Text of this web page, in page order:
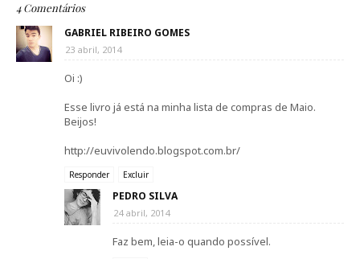
4 Comentários
GABRIEL RIBEIRO GOMES
23 abril, 2014
Oi :)
Esse livro já está na minha lista de compras de Maio.
Beijos!
http://euvivolendo.blogspot.com.br/
Responder Excluir
PEDRO SILVA
24 abril, 2014
Faz bem, leia-o quando possível.